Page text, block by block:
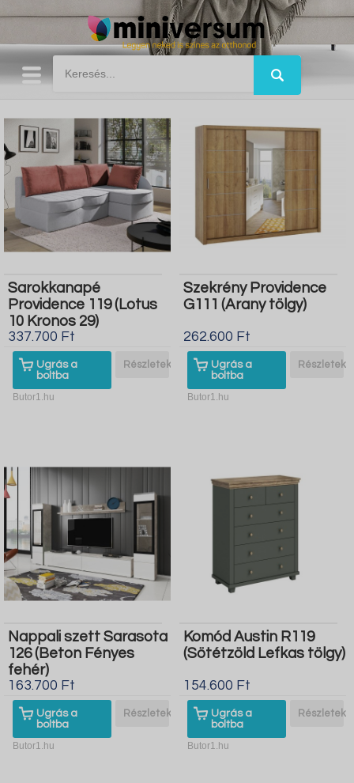
Sarokkanapé
Providence 119 (Lotus
10 Kronos 29)
337.700 Ft
Ugrás a
boltba
Részletek
Butor1.hu
Szekrény Providence
G111 (Arany tölgy)
262.600 Ft
Ugrás a
boltba
Részletek
Butor1.hu
Nappali szett Sarasota
126 (Beton Fényes
fehér)
163.700 Ft
Ugrás a
boltba
Részletek
Butor1.hu
Komód Austin R119
(Sötétzöld Lefkas tölgy)
154.600 Ft
Ugrás a
boltba
Részletek
Butor1.hu